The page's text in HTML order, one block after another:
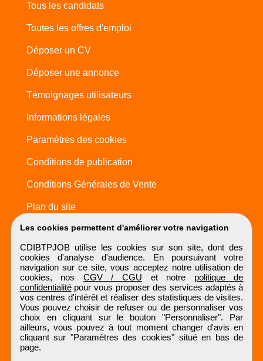
Les cookies permettent d'améliorer votre navigation
CDIBTPJOB utilise les cookies sur son site, dont des
cookies d'analyse d'audience. En poursuivant votre
navigation sur ce site, vous acceptez notre utilisation de
cookies, nos CGV / CGU et notre politique de
confidentialitépour vous proposer des services adaptés à
vos centres d'intérêt et réaliser des statistiques de visites.
Vous pouvez choisir de refuser ou de personnaliser vos
choix en cliquant sur le bouton "Personnaliser". Par
ailleurs, vous pouvez à tout moment changer d'avis en
cliquant sur "Paramètres des cookies" situé en bas de
page.
Tous les candidats
Toutes les offres d'emploi
Déposer un CV
Déposer une annonce
Témoignages utilisateurs
Informations légales
Paramètres des cookies
Conditions de publication
Conditions Générales de Vente
Plan du site